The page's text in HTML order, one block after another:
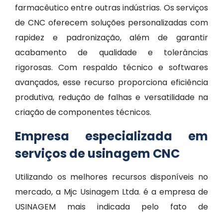
farmacêutico entre outras indústrias. Os serviços
de CNC oferecem soluções personalizadas com
rapidez e padronização, além de garantir
acabamento de qualidade e tolerâncias
rigorosas. Com respaldo técnico e softwares
avançados, esse recurso proporciona eficiência
produtiva, redução de falhas e versatilidade na
criação de componentes técnicos.
Empresa especializada em
serviços de usinagem CNC
Utilizando os melhores recursos disponíveis no
mercado, a Mjc Usinagem Ltda. é a empresa de
USINAGEM mais indicada pelo fato de